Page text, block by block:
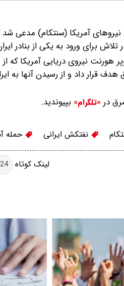
آمریکا (سنتکام) مدعی
این ادعا یک فروند جنگنده اف/ای-۱۸ سوپر هورنت
قرار داد و از رسیدن آنها به
در «تلگرام» بپیوندید.
نفتکش ایرانی حمله
لینک کوتاه